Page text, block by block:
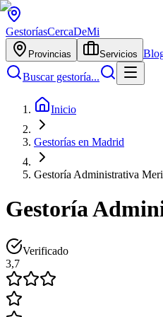
GestoríasCercaDeMi
Provincias Servicios
Buscar gestoría...
Inicio
Gestorías en Madrid
Gestoría Administrativa
Gestoría
Verificado
3,7